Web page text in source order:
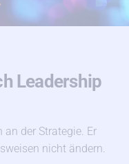
Leadership
der Strategie. Er
nicht ändern.